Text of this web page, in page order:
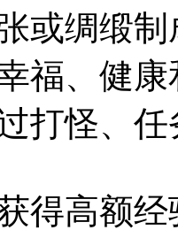
或绸缎
福、健
打怪、
得高额